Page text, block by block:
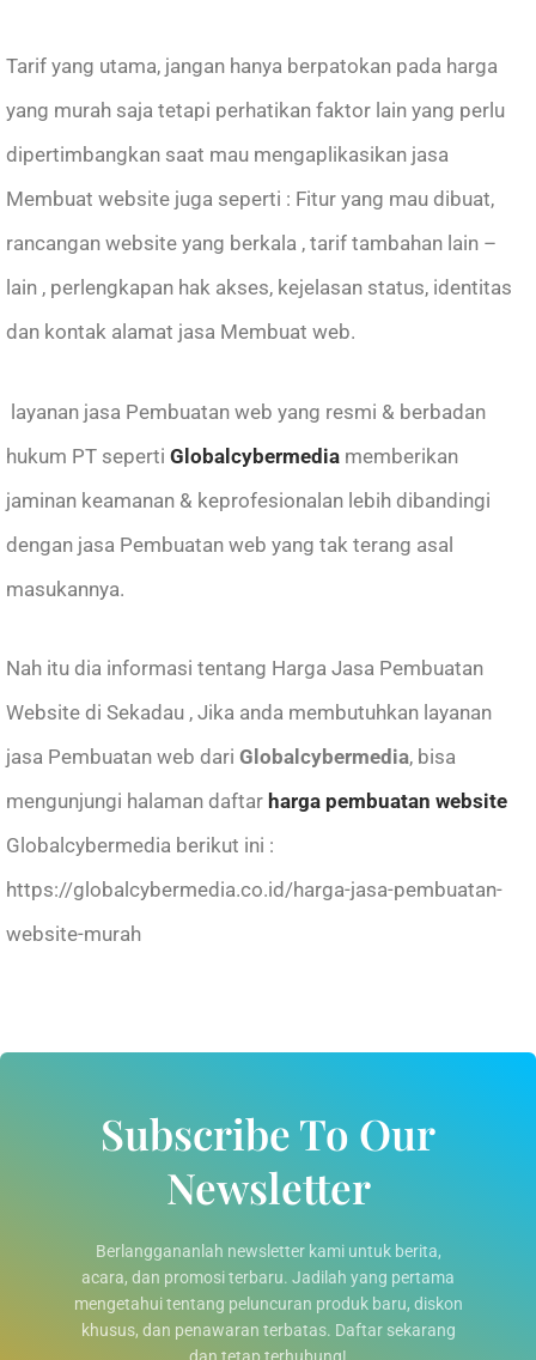
Tarif yang utama, jangan hanya berpatokan pada harga
yang murah saja tetapi perhatikan faktor lain yang perlu
dipertimbangkan saat mau mengaplikasikan jasa
Membuat website juga seperti : Fitur yang mau dibuat,
rancangan website yang berkala , tarif tambahan lain –
lain , perlengkapan hak akses, kejelasan status, identitas
dan kontak alamat jasa Membuat web.
layanan jasa Pembuatan web yang resmi & berbadan
hukum PT seperti Globalcybermedia memberikan
jaminan keamanan & keprofesionalan lebih dibandingi
dengan jasa Pembuatan web yang tak terang asal
masukannya.
Nah itu dia informasi tentang Harga Jasa Pembuatan
Website di Sekadau , Jika anda membutuhkan layanan
jasa Pembuatan web dari Globalcybermedia, bisa
mengunjungi halaman daftar harga pembuatan website
Globalcybermedia berikut ini :
https://globalcybermedia.co.id/harga-jasa-pembuatan-
website-murah
Subscribe To Our
Newsletter
Berlanggananlah newsletter kami untuk berita,
acara, dan promosi terbaru. Jadilah yang pertama
mengetahui tentang peluncuran produk baru, diskon
khusus, dan penawaran terbatas. Daftar sekarang